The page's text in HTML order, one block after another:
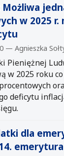
w 2025 r.
— Agnieszka
Pieniężnej
w 2025 roku
deficytu
dla